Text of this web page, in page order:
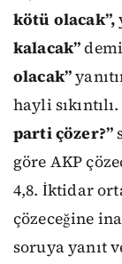
kötü olacak”,
kalacak”
olacak”
hayli sıkıntılı.
parti çözer?”
göre AKP
4,8. İktidar
çözeceğine
soruya yanıt